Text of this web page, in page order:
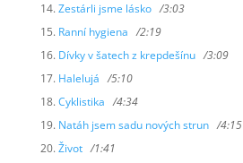
Zestárli jsme lásko /3:03
Ranní hygiena /2:19
Dívky v šatech z krepdešínu /3:09
Halelujá /5:10
Cyklistika /4:34
Natáh jsem sadu nových strun /4:15
Život /1:41